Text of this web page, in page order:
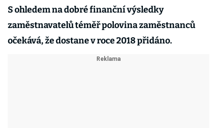
S ohledem na dobré finanční výsledky
zaměstnavatelů téměř polovina zaměstnanců
očekává, že dostane v roce 2018 přidáno.